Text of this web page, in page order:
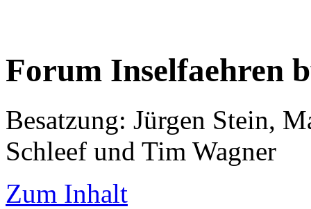
Forum Inselfaehren
Besatzung: Jürgen Stein,
Schleef und Tim Wagner
Zum Inhalt